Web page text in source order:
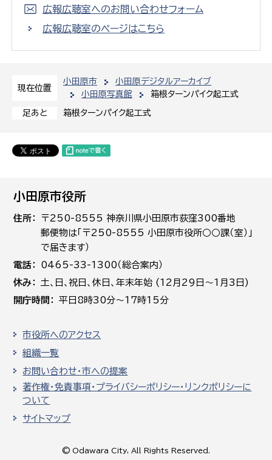
現在位置
小田原市
小田原デジタルアーカイブ
小田原写真館
箱根ターンパイク起工式
足あと 箱根ターンパイク起工式
広報広聴室へのお問い合わせフォーム
広報広聴室のページはこちら
小田原市役所
住所
〒250-8555 神奈川県小田原市荻窪300番地
郵便物は「〒250-8555 小田原市役所○○課（室）」
で届きます）
電話
0465-33-1300（総合案内）
休み
土､日､祝日、休日、年末年始 (12月29日～1月3日)
開庁時間
平日8時30分～17時15分
市役所へのアクセス
組織一覧
お問い合わせ・市への提案
著作権・免責事項・プライバシーポリシー・リンクポリシーに
ついて
サイトマップ
© Odawara City, All Rights Reserved.